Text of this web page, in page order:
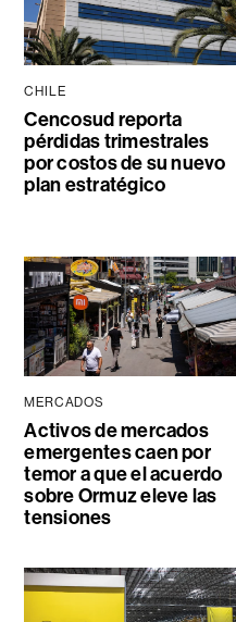
CHILE
Cencosud reporta
pérdidas trimestrales
por costos de su nuevo
plan estratégico
MERCADOS
Activos de mercados
emergentes caen por
temor a que el acuerdo
sobre Ormuz eleve las
tensiones